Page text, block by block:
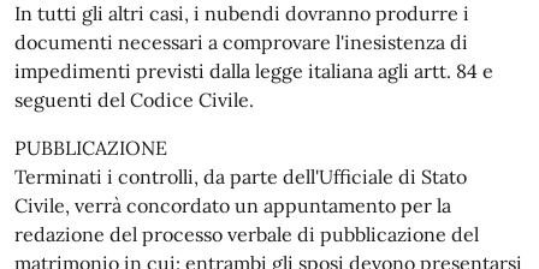
In tutti gli altri casi, i nubendi dovranno produrre i
documenti necessari a comprovare l'inesistenza di
impedimenti previsti dalla legge italiana agli artt. 84 e
seguenti del Codice Civile.
PUBBLICAZIONE
Terminati i controlli, da parte dell'Ufficiale di Stato
Civile, verrà concordato un appuntamento per la
redazione del processo verbale di pubblicazione del
matrimonio in cui: entrambi gli sposi devono presentarsi